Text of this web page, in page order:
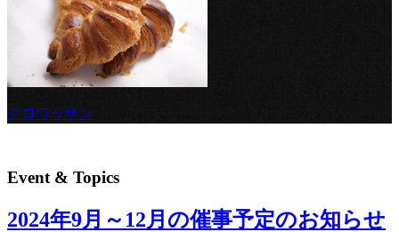
クロワッサン
Event & Topics
2024年9月～12月の催事予定のお知らせ